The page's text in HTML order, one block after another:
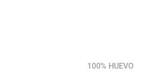
100% HUEVO